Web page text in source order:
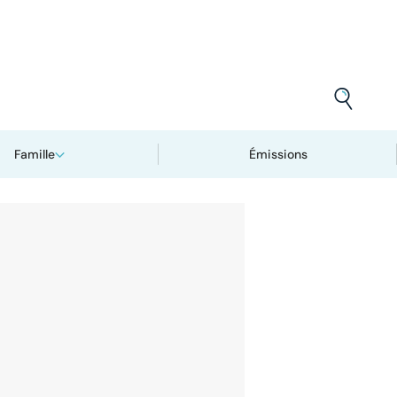
Famille Émissions